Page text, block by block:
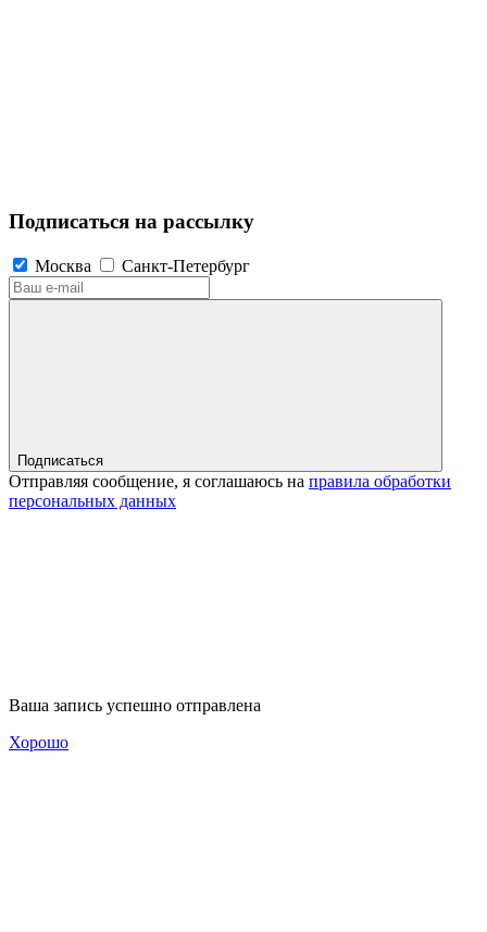
Подписаться на рассылку
Москва Санкт-Петербург
Подписаться
Отправляя сообщение, я соглашаюсь на правила обработки
персональных данных
Ваша запись успешно отправлена
Хорошо